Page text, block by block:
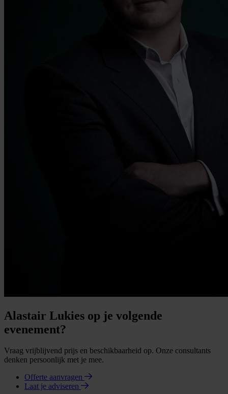
Alastair Lukies op je volgende
evenement?
Vraag vrijblijvend prijs en beschikbaarheid op. Onze consultants
denken persoonlijk met je mee.
Offerte aanvragen
Laat je adviseren